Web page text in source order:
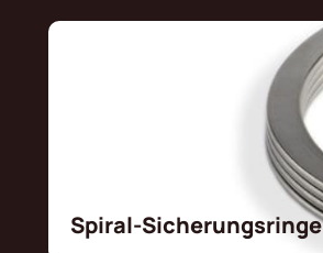
Spiral-Sicherungsringe